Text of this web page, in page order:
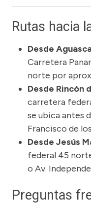
Rutas hacia
Desde
Carretera
norte por
Desde Rincón
carretera
se ubica antes
Francisco de
Desde Jesús
federal 45
o Av.
Preguntas